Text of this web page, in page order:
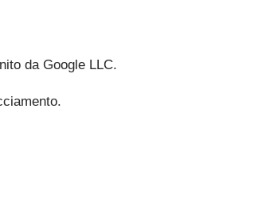
da Google LLC.